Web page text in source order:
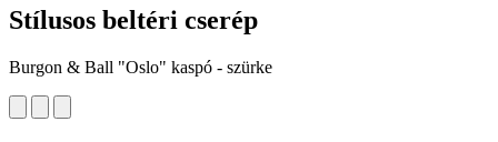
Stílusos beltéri cserép
Burgon & Ball "Oslo" kaspó - szürke